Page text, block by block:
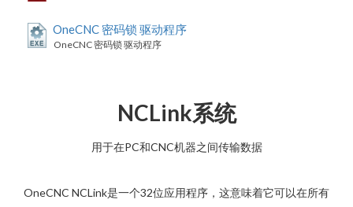
OneCNC 密码锁 驱动程序
OneCNC 密码锁 驱动程序
NCLink系统
用于在PC和CNC机器之间传输数据
OneCNC NCLink是一个32位应用程序，这意味着它可以在所有